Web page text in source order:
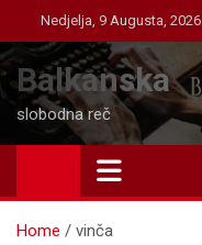
to
content
Nedjelja, 9 Augusta, 2026
Balkanska
slobodna reč
Home vinča